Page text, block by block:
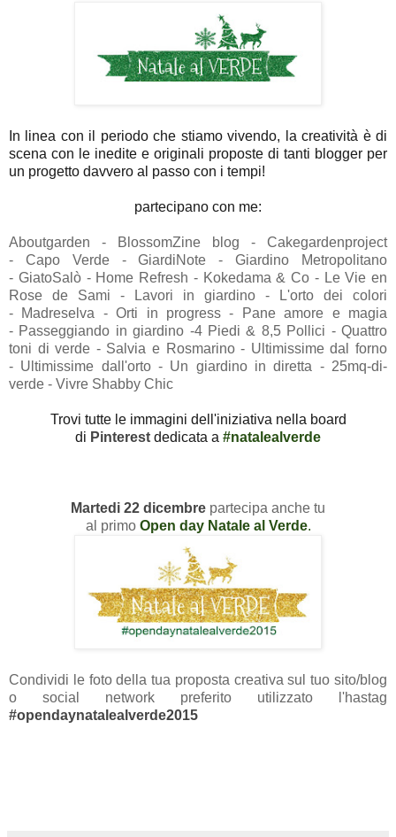
In linea con il periodo che stiamo vivendo, la creatività è di
scena con le inedite e originali proposte di tanti blogger per
un progetto davvero al passo con i tempi!
partecipano con me:
Aboutgarden - BlossomZine blog - Cakegardenproject
- Capo Verde -GiardiNote -Giardino Metropolitano
- GiatoSalò - Home Refresh - Kokedama & Co - Le Vie en
Rose de Sami -
Lavori in giardino -
L'orto dei colori
- Madreselva -Orti in progress -
Pane amore e magia
- Passeggiando in giardino -4 Piedi & 8,5 Pollici -Quattro
toni di verde - Salvia e Rosmarino - Ultimissime dal forno
- Ultimissime dall'orto - Un giardino in diretta - 25mq-di-
verde - Vivre Shabby Chic
Trovi tutte le immagini dell'iniziativa nella board
di Pinterest dedicata a #natalealverde
Martedi 22 dicembre partecipa anche tu
al primo Open day Natale al Verde.
Condividi le foto della tua proposta creativa sul tuo sito/blog
o social network preferito utilizzato l'hastag
#opendaynatalealverde2015